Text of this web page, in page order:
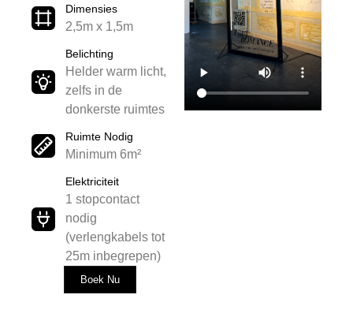
Dimensies
2,5m x 1,5m
Belichting
Helder warm licht,
Ruimte Nodig
Elektriciteit
1 stopcontact
nodig
(verlengkabels tot
25m inbegrepen)